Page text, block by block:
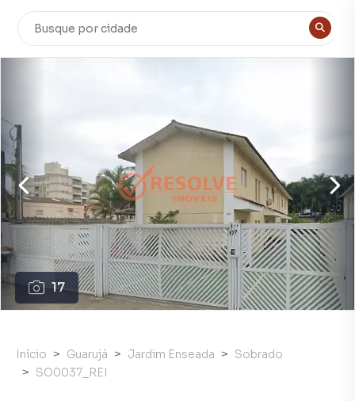
17
Início Guarujá Jardim Enseada
Sobrado
SO0037_REI